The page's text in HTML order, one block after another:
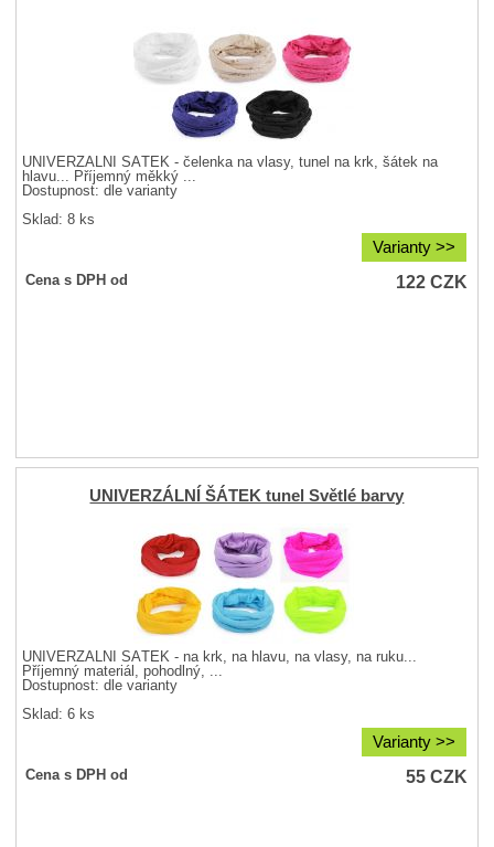
UNIVERZÁLNÍ ŠÁTEK - čelenka na vlasy, tunel na krk, šátek na
hlavu... Příjemný měkký ...
Dostupnost:dle varianty
Sklad: 8 ks
Varianty >>
Cena s DPH od 122CZK
UNIVERZÁLNÍ ŠÁTEK tunel Světlé barvy
UNIVERZÁLNÍ ŠÁTEK - na krk, na hlavu, na vlasy, na ruku...
Příjemný materiál, pohodlný, ...
Dostupnost:dle varianty
Sklad: 6 ks
Varianty >>
Cena s DPH od 55CZK